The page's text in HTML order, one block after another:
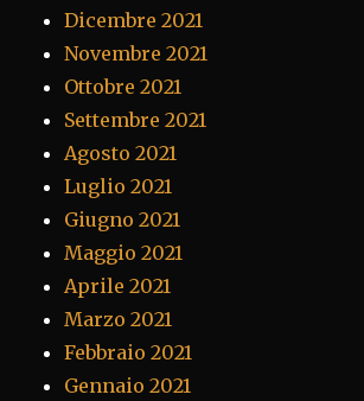
Dicembre 2021
Novembre 2021
Ottobre 2021
Settembre 2021
Agosto 2021
Luglio 2021
Giugno 2021
Maggio 2021
Aprile 2021
Marzo 2021
Febbraio 2021
Gennaio 2021